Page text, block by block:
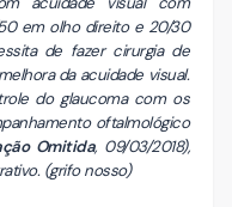
em olho direito e 20/30
de fazer cirurgia de
da acuidade visual.
do glaucoma com os
oftalmológico
Omitida, 09/03/2018),
(grifo nosso)